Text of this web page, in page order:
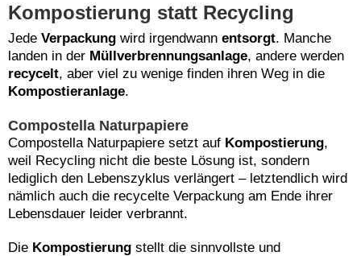
Kompostierung statt Recycling
Jede Verpackung wird irgendwann entsorgt. Manche
landen in der Müllverbrennungsanlage, andere werden
recycelt, aber viel zu wenige finden ihren Weg in die
Kompostieranlage.
Compostella Naturpapiere
Compostella Naturpapiere setzt auf Kompostierung,
weil Recycling nicht die beste Lösung ist, sondern
lediglich den Lebenszyklus verlängert – letztendlich wird
nämlich auch die recycelte Verpackung am Ende ihrer
Lebensdauer leider verbrannt.
Die Kompostierung stellt die sinnvollste und